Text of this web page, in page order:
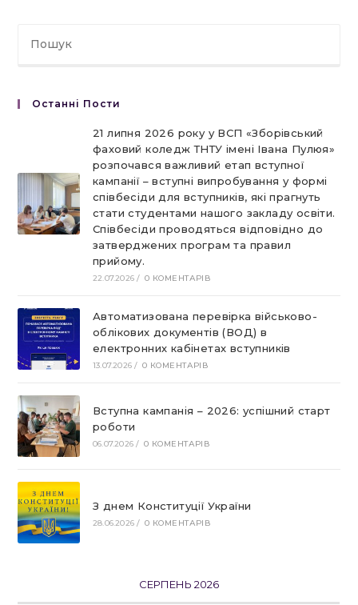
Останні Пости
21 липня 2026 року у ВСП «Зборівський
фаховий коледж ТНТУ імені Івана Пулюя»
розпочався важливий етап вступної
кампанії – вступні випробування у формі
співбесіди для вступників, які прагнуть
стати студентами нашого закладу освіти.
Співбесіди проводяться відповідно до
затверджених програм та правил
прийому.
22.07.2026 / 0 КОМЕНТАРІВ
Автоматизована перевірка військово-
облікових документів (ВОД) в
електронних кабінетах вступників
13.07.2026 / 0 КОМЕНТАРІВ
Вступна кампанія – 2026: успішний старт
роботи
06.07.2026 / 0 КОМЕНТАРІВ
З днем Конституції України
28.06.2026 / 0 КОМЕНТАРІВ
СЕРПЕНЬ 2026